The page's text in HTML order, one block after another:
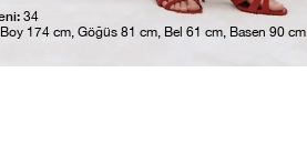
34
Boy 174 cm, Göğüs 81 cm, Bel 61 cm, Basen 90 cm